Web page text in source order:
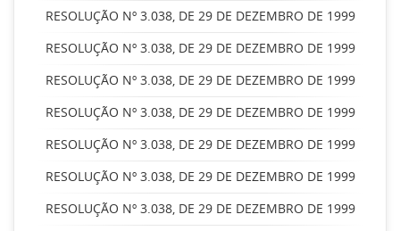
RESOLUÇÃO Nº 3.038, DE 29 DE DEZEMBRO DE 1999
RESOLUÇÃO Nº 3.038, DE 29 DE DEZEMBRO DE 1999
RESOLUÇÃO Nº 3.038, DE 29 DE DEZEMBRO DE 1999
RESOLUÇÃO Nº 3.038, DE 29 DE DEZEMBRO DE 1999
RESOLUÇÃO Nº 3.038, DE 29 DE DEZEMBRO DE 1999
RESOLUÇÃO Nº 3.038, DE 29 DE DEZEMBRO DE 1999
RESOLUÇÃO Nº 3.038, DE 29 DE DEZEMBRO DE 1999